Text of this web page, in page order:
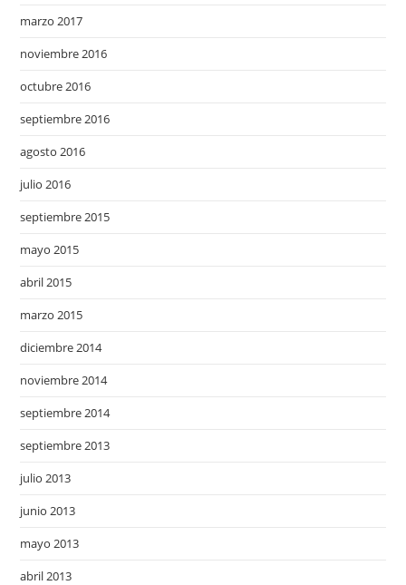
marzo 2017
noviembre 2016
octubre 2016
septiembre 2016
agosto 2016
julio 2016
septiembre 2015
mayo 2015
abril 2015
marzo 2015
diciembre 2014
noviembre 2014
septiembre 2014
septiembre 2013
julio 2013
junio 2013
mayo 2013
abril 2013